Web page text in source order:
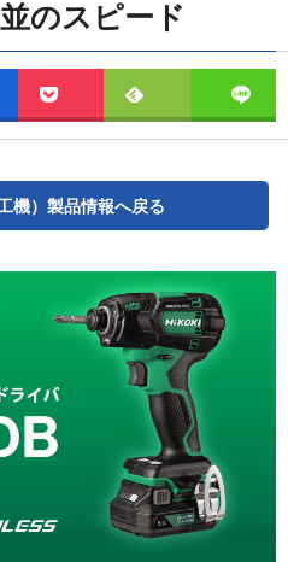
のスピード
機）製品情報へ戻る